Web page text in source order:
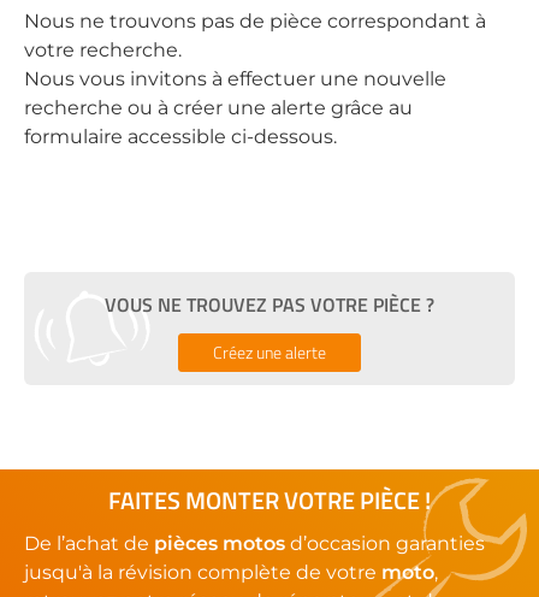
Nous ne trouvons pas de pièce correspondant à
votre recherche.
Nous vous invitons à effectuer une nouvelle
recherche ou à créer une alerte grâce au
formulaire accessible ci-dessous.
VOUS NE TROUVEZ PAS VOTRE PIÈCE ?
Créez une alerte
FAITES MONTER VOTRE PIÈCE !
De l’achat de pièces motos d’occasion garanties
jusqu'à la révision complète de votre moto,